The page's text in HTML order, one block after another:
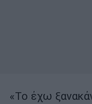
«Το έχω